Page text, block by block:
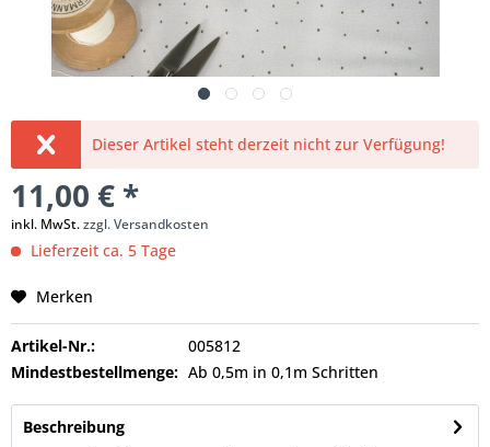
Dieser Artikel steht derzeit nicht zur Verfügung!
11,00 € *
inkl. MwSt.zzgl. Versandkosten
Lieferzeit ca. 5 Tage
Merken
Artikel-Nr.:
005812
Mindestbestellmenge: Ab 0,5m in 0,1m Schritten
Beschreibung